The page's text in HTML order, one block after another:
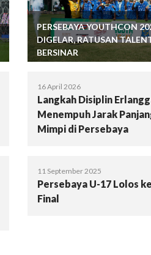
PERSEBAYA YOUTHCON
DIGELAR, RATUSAN
BERSINAR
16 April 2026
Langkah Disiplin
Menempuh Jarak
Mimpi di Persebaya
11 September 2025
Persebaya U-17 Lolos
Final